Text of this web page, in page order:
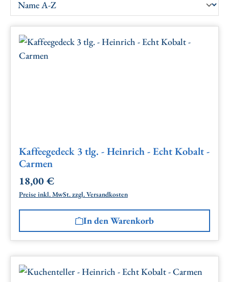
Kaffeegedeck 3 tlg. - Heinrich - Echt Kobalt -
Carmen
Regulärer Preis:
18,00 €
Preise inkl. MwSt. zzgl. Versandkosten
In den Warenkorb